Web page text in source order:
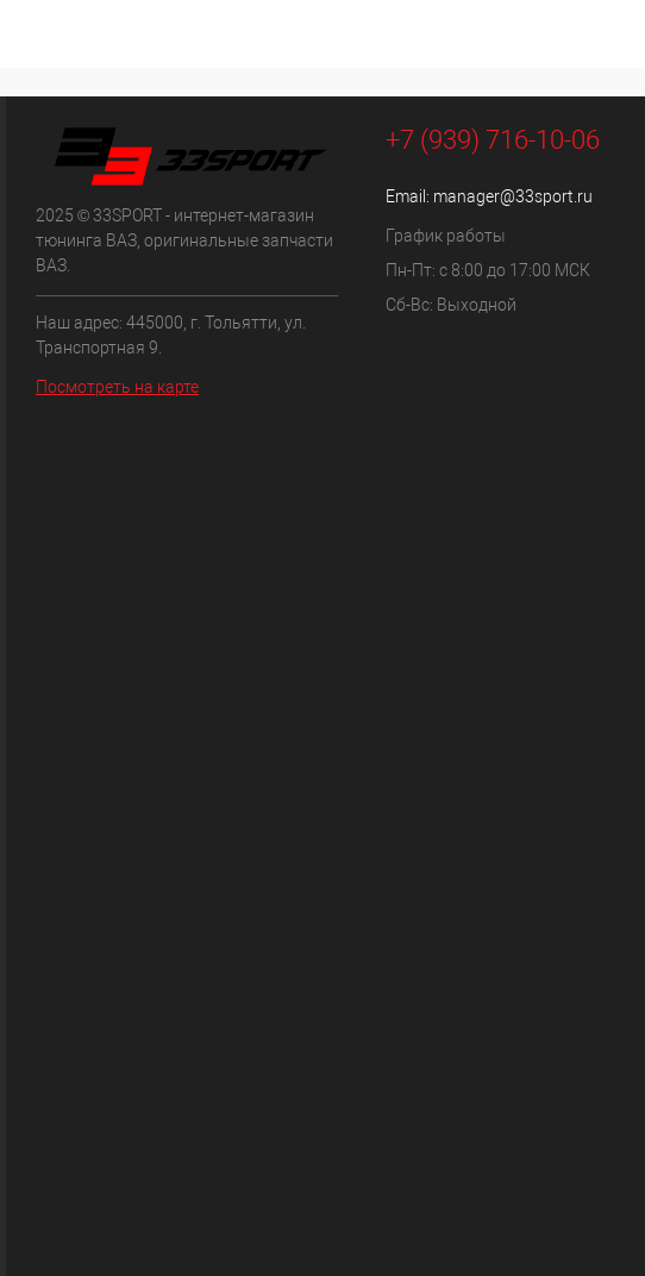
2025 © 33SPORT - интернет-магазин
тюнинга ВАЗ, оригинальные запчасти
ВАЗ.
Наш адрес: 445000, г. Тольятти, ул.
Транспортная 9.
Посмотреть на карте
+7 (939) 716-10-06
Email: manager@33sport.ru
График работы
Пн-Пт: с 8:00 до 17:00 МСК
Сб-Вс: Выходной